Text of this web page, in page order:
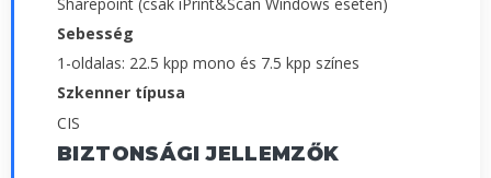
Sebesség
1-oldalas: 22.5 kpp mono és 7.5 kpp színes
Szkenner típusa
CIS
BIZTONSÁGI JELLEMZŐK